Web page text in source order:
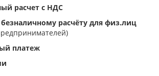
расчет с НДС
расчёту для физ.лиц
платеж